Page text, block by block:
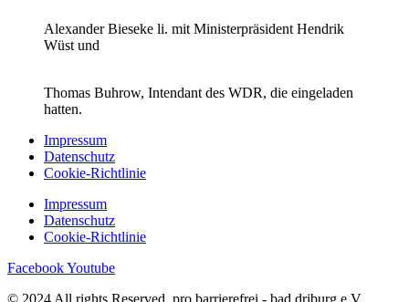
Alexander Bieseke li. mit Ministerpräsident Hendrik
Wüst und
Thomas Buhrow, Intendant des WDR, die eingeladen
hatten.
Impressum
Datenschutz
Cookie-Richtlinie
Impressum
Datenschutz
Cookie-Richtlinie
FacebookYoutube
© 2024 All rights Reserved. pro barrierefrei - bad driburg e.V.